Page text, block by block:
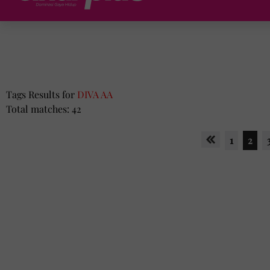
Tags Results for DIVA AA
Total matches: 42
1 2